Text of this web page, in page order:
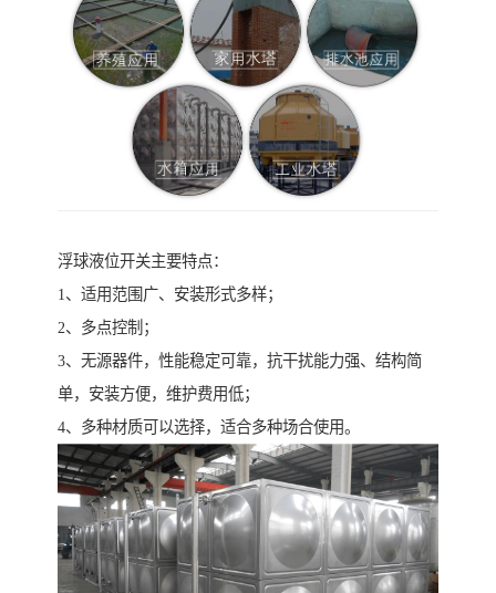
浮球液位开关主要特点：
1、适用范围广、安装形式多样；
2、多点控制；
3、无源器件，性能稳定可靠，抗干扰能力强、结构简
单，安装方便，维护费用低；
4、多种材质可以选择，适合多种场合使用。